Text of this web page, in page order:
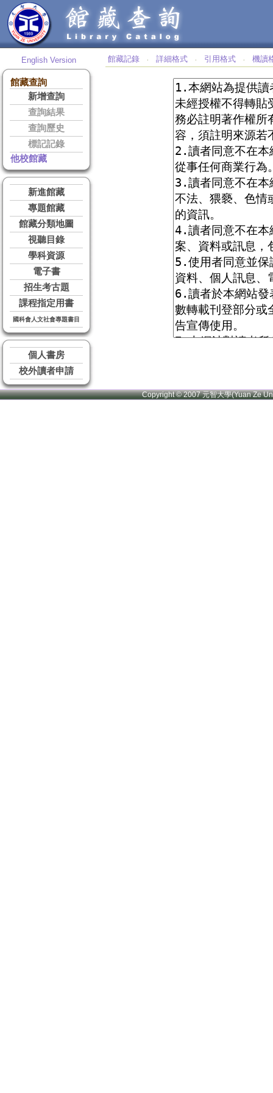
English Version
館藏查詢
新增查詢
查詢結果
查詢歷史
標記記錄
他校館藏
新進館藏
專題館藏
館藏分類地圖
視聽目錄
學科資源
電子書
招生考古題
課程指定用書
國科會人文社會專題書目
個人書房
校外讀者申請
館藏記錄 ‧ 詳細格式 ‧ 引用格式 ‧ 機讀
Copyright © 2007 元智大學(Yuan Ze